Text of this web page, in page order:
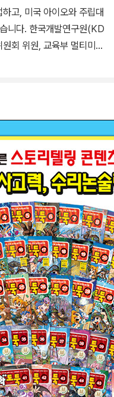
고, 미국 아이오와 주립대
니다. 한국개발연구원(KD
부 멀티미디
학동화>의 수학 콘텐츠